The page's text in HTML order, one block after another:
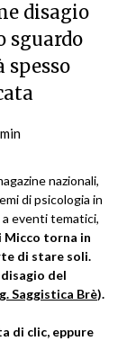
disagio
sguardo
spesso
nazionali,
di psicologia in
eventi tematici,
Micco torna in
di stare soli.
del
Saggistica Brè).
di clic, eppure